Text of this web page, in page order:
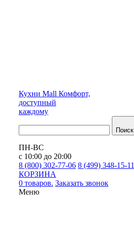
Кухни Mall Комфорт,
доступный
каждому
Поиск
ПН-ВС
с 10:00 до 20:00
8 (800) 302-77-06 8 (499) 348-15-11
КОРЗИНА
0 товаров. Заказать звонок
Меню